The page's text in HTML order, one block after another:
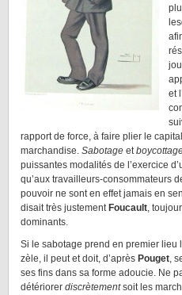
et
rapport de force, à faire plier le
marchandise. Sabotage et
puissantes modalités de l’exercice
qu’aux travailleurs-consommateurs
pouvoir ne sont en effet jamais en
disait très justement Foucault,
dominants.
Si le sabotage prend en premier lieu
zèle, il peut et doit, d’après Pouget,
ses fins dans sa forme adoucie. Ne
détériorer discrètementsoit les